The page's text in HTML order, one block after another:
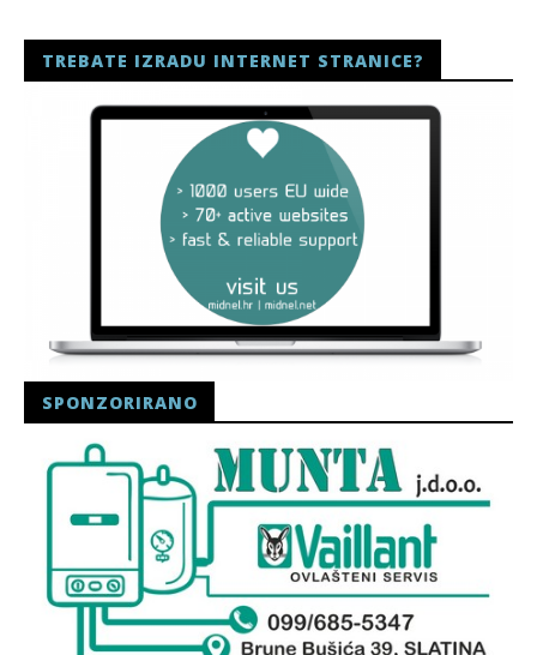
TREBATE IZRADU INTERNET STRANICE?
SPONZORIRANO